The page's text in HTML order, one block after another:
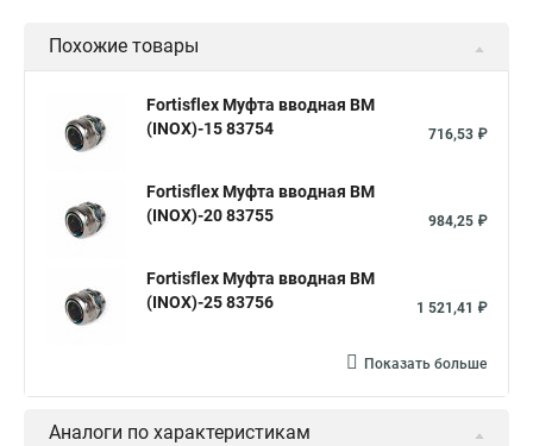
Похожие товары
Fortisflex Муфта вводная ВМ
(INOX)-15 83754
716,53 ₽
Fortisflex Муфта вводная ВМ
(INOX)-20 83755
984,25 ₽
Fortisflex Муфта вводная ВМ
(INOX)-25 83756
1 521,41 ₽
Показать больше
Аналоги по характеристикам